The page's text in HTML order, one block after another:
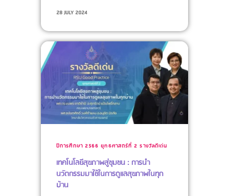
28 JULY 2024
ปีการศึกษา 2566 ยุทธศาสตร์ที่ 2 รางวัลดีเด่น
เทคโนโลยีสุขภาพสู่ชุมชน : การนำ
นวัตกรรมมาใช้ในการดูแลสุขภาพในทุก
บ้าน